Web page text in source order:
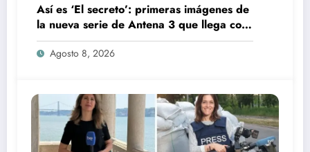
Así es ‘El secreto’: primeras imágenes de
la nueva serie de Antena 3 que llega con
una verdad brutal
Agosto 8, 2026